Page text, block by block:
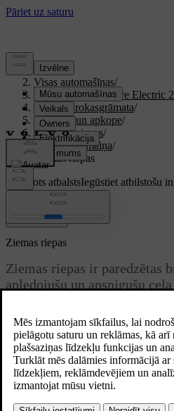
Atbalsts
Visas automašīnas/
XC40 Recharge Pure Electric
Lietotāja rokasgrāmata/
Kopšana un apkope/
Riteņi un riepas/
Riteņu nomaiņa/
Ziemas riepas
Pielāgots atbalstsIegūstiet atbilstošu
automašīnu.
Pierakstīties
Atjaunināts 28.10.2024
Ziemas riepas
Ziemas riepas ir paredzētas
apledojušu un apsnigušu
protektora dziļumu.
Izmēri
Visām četrām ziemas riepām ir
saņemtu konsultācijas, sazinieties ar